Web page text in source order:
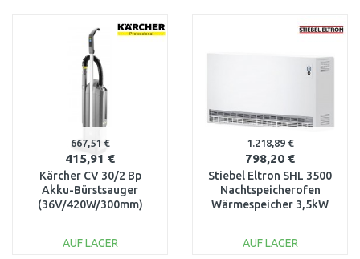
Vergleichen
667,51 €
415,91 €
Kärcher CV 30/2 Bp
Akku-Bürstsauger
(36V/420W/300mm)
AUF LAGER
1.218,89 €
798,20 €
Stiebel Eltron SHL 3500
Nachtspeicherofen
Wärmespeicher 3,5kW
AUF LAGER